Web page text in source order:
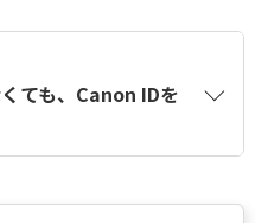
ても、Canon IDを